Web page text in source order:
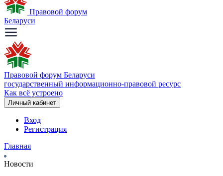
Правовой форум
Беларуси
Правовой форум Беларуси
государственный информационно-правовой ресурс
Как всё устроено
Личный кабинет
Вход
Регистрация
Главная
Новости